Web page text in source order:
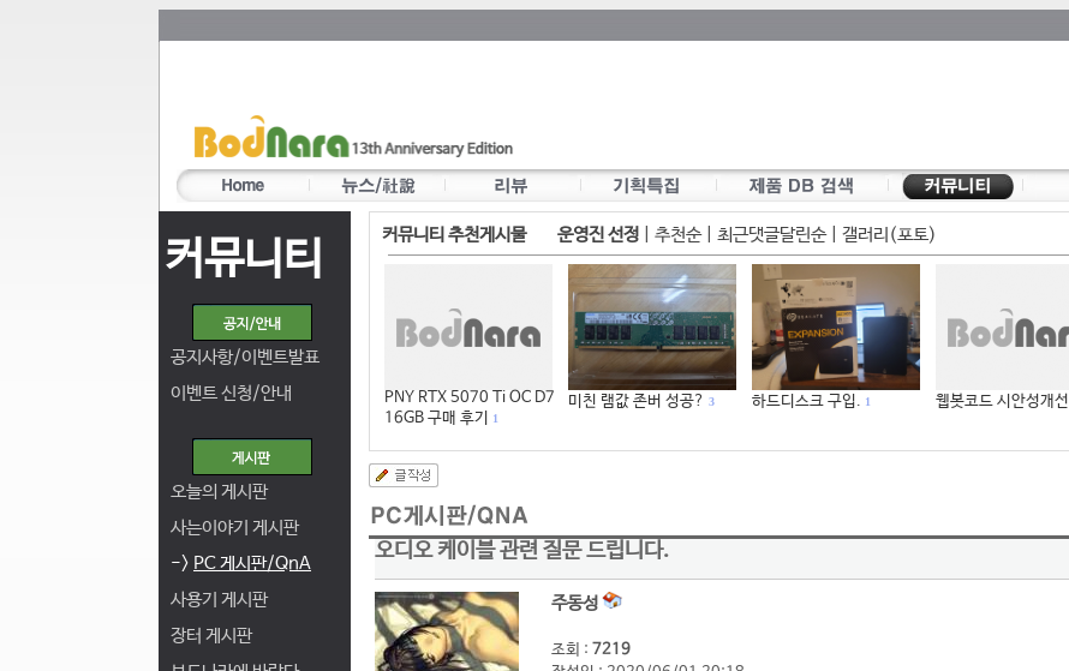
커뮤니티
공지사항/이벤트발표
이벤트 신청/안내
오늘의 게시판
사는이야기 게시판
-> PC 게시판/QnA
사용기 게시판
장터 게시판
커뮤니티 추천게시물 운영진 선정 추천순| 최근댓글달린순| 갤러리(포토)
PNY RTX 5070 Ti OC D7
16GB 구매 후기
1
미친 램값 존버 성공? 3 하드디스크 구입. 1 웹봇코드 시안성개선
오디오 케이블 관련 질문 드립니다.
주동성
조회 : 7219